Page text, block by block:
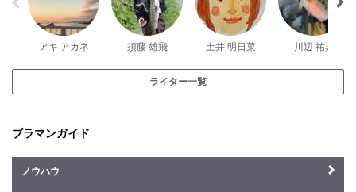
アキ アカネ 須藤 雄飛 土井 明日菜 川辺 祐典
ライター一覧
ブラマンガイド
ノウハウ